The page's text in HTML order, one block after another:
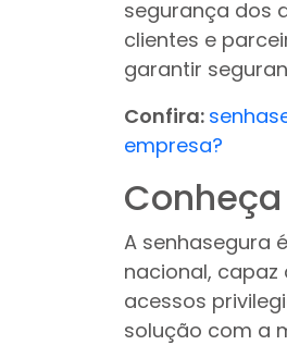
segurança dos
clientes e
garantir
Confira:
empresa?
A senhasegura
nacional,
acessos
solução com a